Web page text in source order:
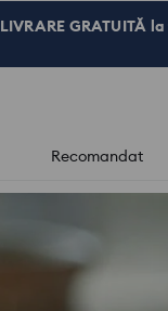
LIVRARE GRATUITĂ
Recomandat